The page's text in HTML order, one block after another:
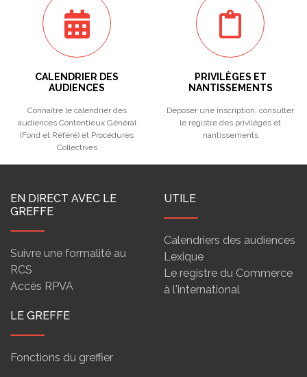
CALENDRIER DES
AUDIENCES
Connaître le calendrier des
audiences Contentieux Général
(Fond et Référé) et Procédures
Collectives
PRIVILÈGES ET
NANTISSEMENTS
Déposer une inscription, consulter
le registre des privilèges et
nantissements
EN DIRECT AVEC LE
GREFFE
Suivre une formalité au
RCS
Accès RPVA
UTILE
Calendriers des audiences
Lexique
Le registre du Commerce
à l'international
LE GREFFE
Fonctions du greffier